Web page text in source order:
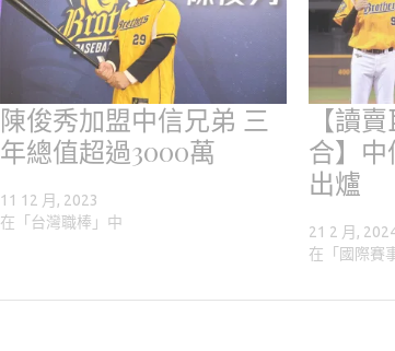
陳俊秀加盟中信兄弟 三
年總值超過3000萬
11 12 月, 2023
在「台灣職棒」中
【讀
合】
出爐
21 2 月,
在「國際賽